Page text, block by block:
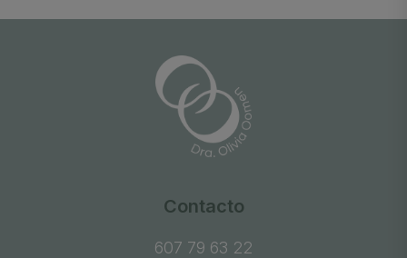
Contacto
607 79 63 22